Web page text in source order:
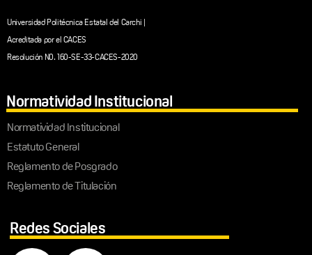
Universidad Politécnica Estatal del Carchi |
Acreditada por el CACES
Resolución N0. 160-SE-33-CACES-2020
Normatividad Institucional
Normatividad Institucional
Estatuto General
Reglamento de Posgrado
Reglamento de Titulación
Redes Sociales